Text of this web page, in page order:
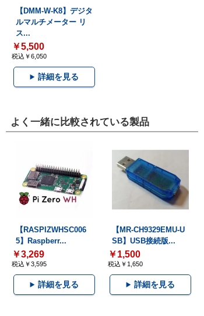
【DMM-W-K8】デジタ
ルマルチメーター リ
ス...
￥5,500
税込￥6,050
詳細を見る
よく一緒に比較されている製品
【RASPIZWHSC006
5】Raspberr...
￥3,269
税込￥3,595
詳細を見る
【MR-CH9329EMU-U
SB】USB接続版...
￥1,500
税込￥1,650
詳細を見る